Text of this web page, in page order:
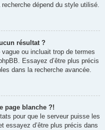
dépend du style utilisé.
résultat ?
ou incluait trop de termes
Essayez d’être plus précis
dans la recherche avancée.
page blanche ?!
pour que le serveur puisse les
essayez d’être plus précis dans